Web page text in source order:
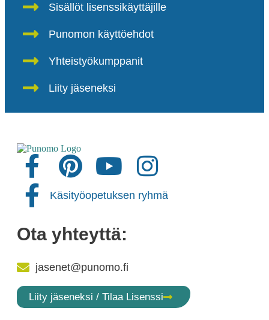
Sisällöt lisenssikäyttäjille
Punomon käyttöehdot
Yhteistyökumppanit
Liity jäseneksi
Käsityöopetuksen ryhmä
Ota yhteyttä:
jasenet@punomo.fi
Liity jäseneksi / Tilaa Lisenssi